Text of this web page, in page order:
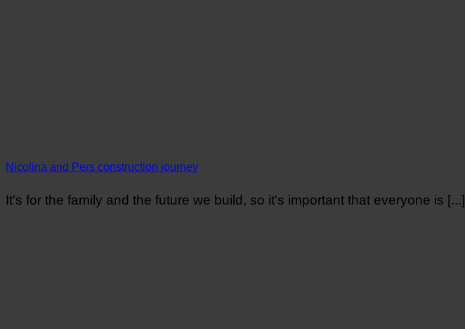
Nicolina and Pers construction journey
It's for the family and the future we build, so it's important that everyone is [...]